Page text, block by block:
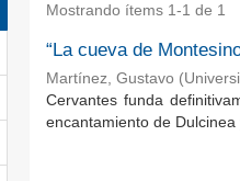
Mostrando ítems 1-1 de 1
“La cueva de
Martínez, Gustavo (
Cervantes funda
encantamiento de